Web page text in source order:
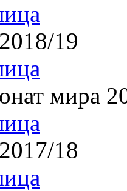
19
мира
18